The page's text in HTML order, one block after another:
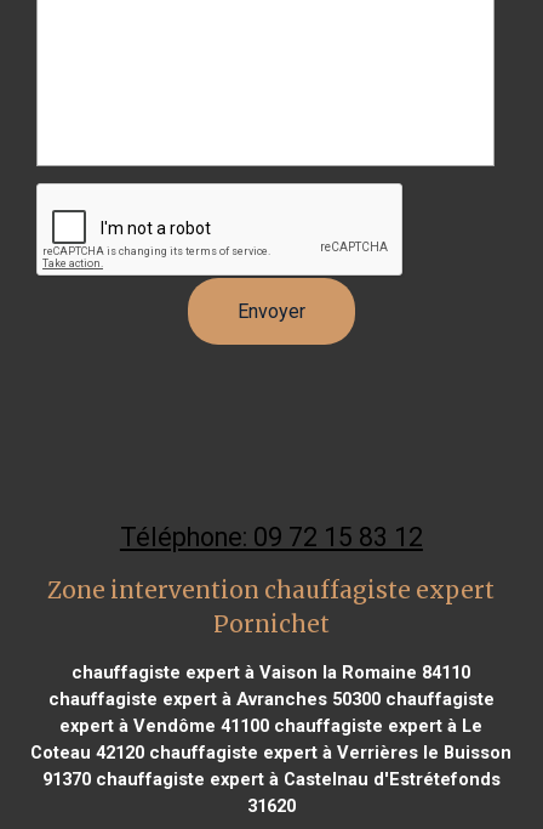
Téléphone: 09 72 15 83 12
Zone intervention chauffagiste expert
Pornichet
chauffagiste expert à Vaison la Romaine 84110
chauffagiste expert à Avranches 50300chauffagiste
expert à Vendôme 41100 chauffagiste expert à Le
Coteau 42120 chauffagiste expert à Verrières le Buisson
91370chauffagiste expert à Castelnau d'Estrétefonds
31620